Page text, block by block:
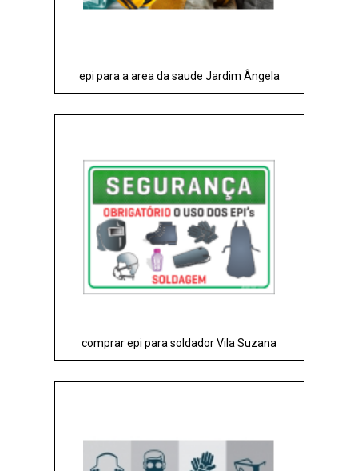
epi para a area da saude Jardim Ângela
comprar epi para soldador Vila Suzana